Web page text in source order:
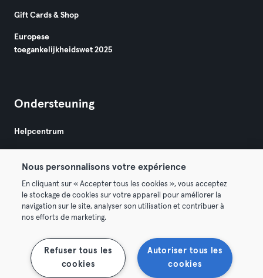
Gift Cards & Shop
Europese
toegankelijkheidswet 2025
Ondersteuning
Helpcentrum
Algemene Voorwaarden
Membership opzeggen Trek hier je contract terug
Nous personnalisons votre expérience
En cliquant sur « Accepter tous les cookies », vous acceptez
le stockage de cookies sur votre appareil pour améliorer la
navigation sur le site, analyser son utilisation et contribuer à
nos efforts de marketing.
Autoriser tous les
cookies
Refuser tous les
cookies